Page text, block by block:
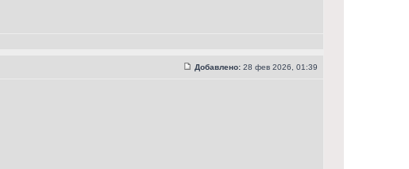
Добавлено: 28 фев 2026, 01:39